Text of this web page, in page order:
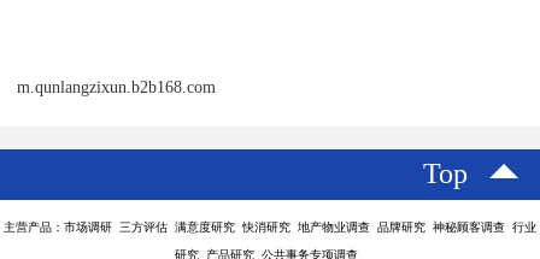
m.qunlangzixun.b2b168.com
Top
主营产品：市场调研 三方评估 满意度研究 快消研究 地产物业调查 品牌研究 神秘顾客调查 行业
研究 产品研究 公共事务专项调查